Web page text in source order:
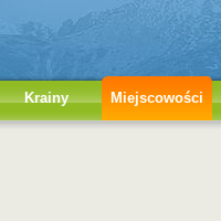
Krainy Miejscowości